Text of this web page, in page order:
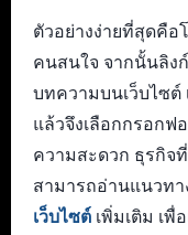
ตัวอย่างง่ายที่สุดคือ
คนสนใจ จากนั้นลิง
บทความบนเว็บไซ
แล้วจึงเลือกกรอกฟ
ความสะดวก ธุรกิจ
สามารถอ่านแนวทา
เว็บไซต์ เพิ่มเติม เ